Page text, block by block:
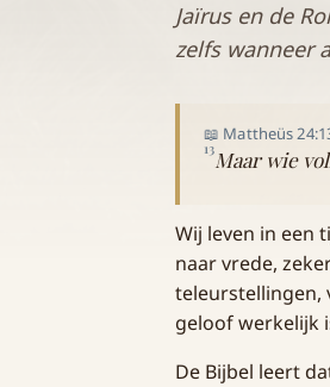
Jaïrus en de
zelfs wanneer
📖 Mattheüs
13Maar wie
Wij leven in een
naar vrede,
teleurstellingen,
geloof werkelijk
De Bijbel leert